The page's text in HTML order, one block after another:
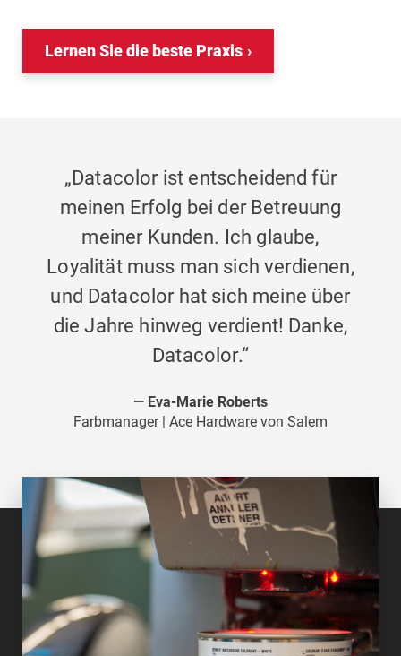
Lernen Sie die beste Praxis
„Datacolor ist entscheidend für
meinen Erfolg bei der Betreuung
meiner Kunden. Ich glaube,
Loyalität muss man sich verdienen,
und Datacolor hat sich meine über
die Jahre hinweg verdient! Danke,
Datacolor.“
Eva-Marie Roberts
Farbmanager | Ace Hardware von Salem